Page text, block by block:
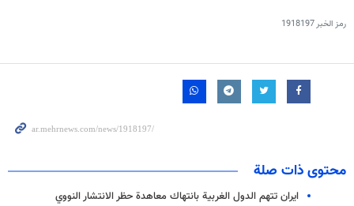
رمز الخبر1918197
محتوى ذات صلة
ايران تتهم الدول الغربية بانتهاك معاهدة حظر الانتشار النووي